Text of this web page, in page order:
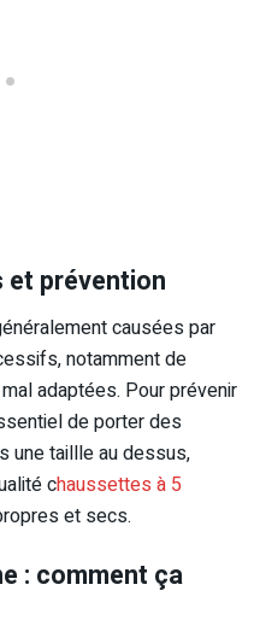
et prévention
causées par
notamment de
adaptées. Pour prévenir
de porter des
une taillle au dessus,
chaussettes à 5
et secs.
: comment ça